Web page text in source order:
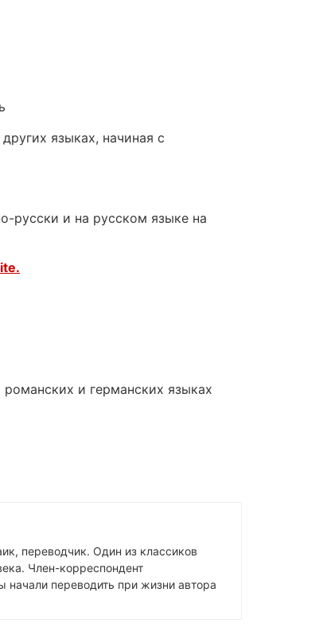
языках, начиная с
русски и на русском языке на
и германских языках
переводчик. Один из классиков
Член-корреспондент
переводить при жизни автора